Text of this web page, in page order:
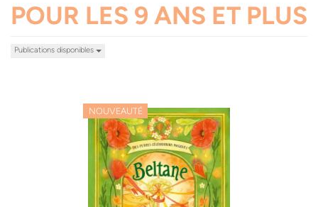
POUR LES 9 ANS ET PLUS
Publications disponibles
NOUVEAUTÉ